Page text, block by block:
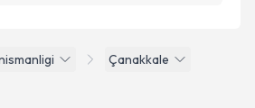
Çanakkale